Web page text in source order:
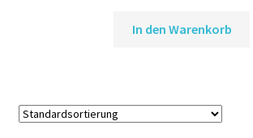
In den Warenkorb